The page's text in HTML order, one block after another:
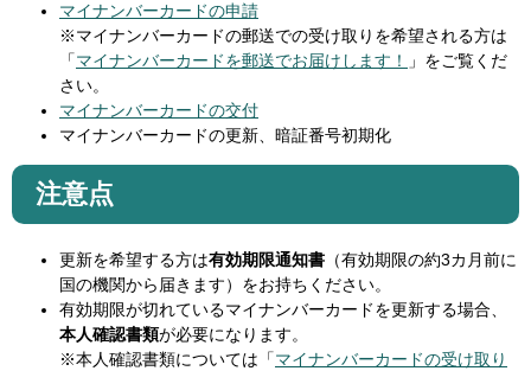
マイナンバーカードの申請
※マイナンバーカードの郵送での受け取りを希望される方は
「マイナンバーカードを郵送でお届けします！
」をご覧くだ
さい。
マイナンバーカードの交付
マイナンバーカードの更新、暗証番号初期化
注意点
更新を希望する方は有効期限通知書 （有効期限の約3カ月前に
国の機関から届きます）をお持ちください。
有効期限が切れているマイナンバーカードを更新する場合、
本人確認書類が必要になります。
※本人確認書類については「マイナンバーカードの受け取り